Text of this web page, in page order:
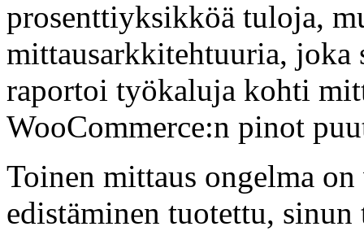
prosenttiyksikköä tuloja,
mittausarkkitehtuuria, joka
raportoi työkaluja kohti
WooCommerce:n pinot
Toinen mittaus ongelma
edistäminen tuotettu,